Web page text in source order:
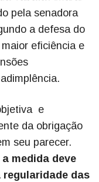
pela senadora
a defesa do
eficiência e
e
da obrigação
seu parecer.
medida deve
das